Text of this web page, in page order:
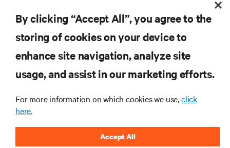
订阅获取最新技术潮流动态
定期获取行业重要领域新信息，以及数据中心
和基础设施管理方面的新鲜讨论与专家洞见。
立即注册
By clicking “Accept All”, you agree to the
storing of cookies on your device to
enhance site navigation, analyze site
usage, and assist in our marketing efforts.
For more information on which cookies we use,click
here.
Accept All